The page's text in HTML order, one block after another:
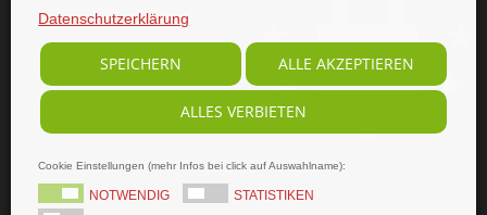
Datenschutzerklärung
SPEICHERN ALLE AKZEPTIEREN
ALLES VERBIETEN
Cookie Einstellungen (mehr Infos bei click auf Auswahlname):
NOTWENDIG
STATISTIKEN